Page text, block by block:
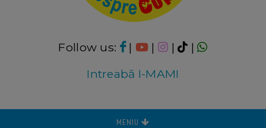
Follow us: | | |
|
Intreabă I-MAMI
MENIU